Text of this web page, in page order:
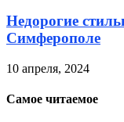
Недорогие
Симферополе
10 апреля, 2024
Самое читаемое